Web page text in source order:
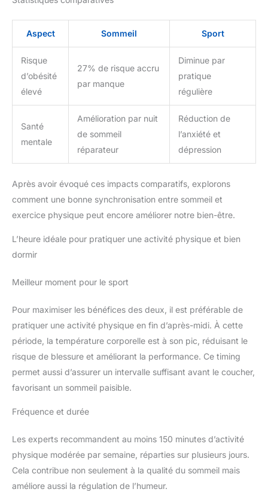
Aspect Sommeil Sport
Risque
d’obésité
élevé
27% de risque accru
par manque
Diminue par
pratique
régulière
Santé
mentale
Amélioration par nuit
de sommeil
réparateur
Réduction de
l’anxiété et
dépression
Après avoir évoqué ces impacts comparatifs, explorons
comment une bonne synchronisation entre sommeil et
exercice physique peut encore améliorer notre bien-être.
L’heure idéale pour pratiquer une activité physique et bien
dormir
Meilleur moment pour le sport
Pour maximiser les bénéfices des deux, il est préférable de
pratiquer une activité physique en fin d’après-midi. À cette
période, la température corporelle est à son pic, réduisant le
risque de blessure et améliorant la performance. Ce timing
permet aussi d’assurer un intervalle suffisant avant le coucher,
favorisant un sommeil paisible.
Fréquence et durée
Les experts recommandent au moins 150 minutes d’activité
physique modérée par semaine, réparties sur plusieurs jours.
Cela contribue non seulement à la qualité du sommeil mais
améliore aussi la régulation de l’humeur.